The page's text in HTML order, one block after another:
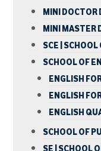
MINI DOCTOR
MINI MASTER
SCE |
SCHOOL OF
ENGLISH
ENGLISH
ENGLISH
SCHOOL OF